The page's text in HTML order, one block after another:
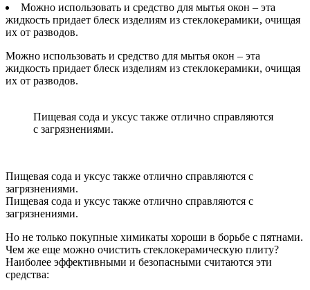
Можно использовать и средство для мытья окон – эта
жидкость придает блеск изделиям из стеклокерамики, очищая
их от разводов.
Можно использовать и средство для мытья окон – эта
жидкость придает блеск изделиям из стеклокерамики, очищая
их от разводов.
Пищевая сода и уксус также отлично справляются
с загрязнениями.
Пищевая сода и уксус также отлично справляются с
загрязнениями.
Пищевая сода и уксус также отлично справляются с
загрязнениями.
Но не только покупные химикаты хороши в борьбе с пятнами.
Чем же еще можно очистить стеклокерамическую плиту?
Наиболее эффективными и безопасными считаются эти
средства: